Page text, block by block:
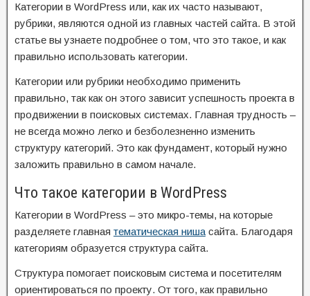
Категории в WordPress или, как их часто называют,
рубрики, являются одной из главных частей сайта. В этой
статье вы узнаете подробнее о том, что это такое, и как
правильно использовать категории.
Категории или рубрики необходимо применить
правильно, так как он этого зависит успешность проекта в
продвижении в поисковых системах. Главная трудность –
не всегда можно легко и безболезненно изменить
структуру категорий. Это как фундамент, который нужно
заложить правильно в самом начале.
Что такое категории в WordPress
Категории в WordPress – это микро-темы, на которые
разделяете главная тематическая ниша сайта. Благодаря
категориям образуется структура сайта.
Структура помогает поисковым система и посетителям
ориентироваться по проекту. От того, как правильно